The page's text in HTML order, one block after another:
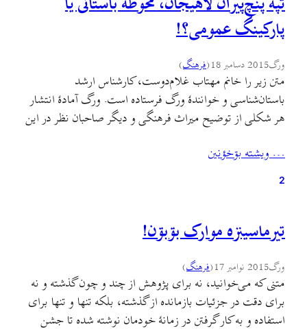
پارکینگ عمومی؟!
ورگ2015 دسامبر 18 (فرهنگ)
متن زیر را خانم مهتاب غلام‌دوست، کارشناس ارشد
باستان‌شناسی و خوانندهٔ ورگ فرستاده است. ورگ آمادهٔ انتشار
هر شکلی از توضیح میراث فرهنگی و دیگر صاحبان نظر در این
جریان انجام پروژه‌ٔ درسی‌ام، از تپهٔ پنج‌پیران بازدید و عکس‌برداری
کردم.…
… ويشته بۊخؤنين
2
تيرماسينزه موارک بۊبۊن!
ورگ2015 نوامبر 17 (فرهنگ)
متنی که می‌خوانید، نه برای پژوهش از چند و چون گذشته و نه
برای دقت در جزئيات بازمانده از گذشته، بلکه تنها و تنها برای
استفاده و به کار گرفتن در زمانهٔ خودمان نوشته شده تا جشن